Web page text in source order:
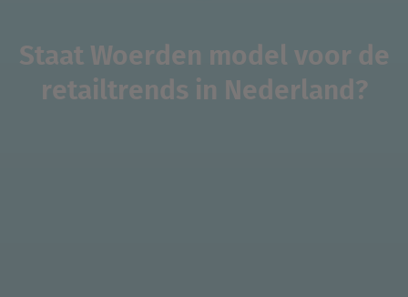
Staat Woerden model voor de
retailtrends in Nederland?